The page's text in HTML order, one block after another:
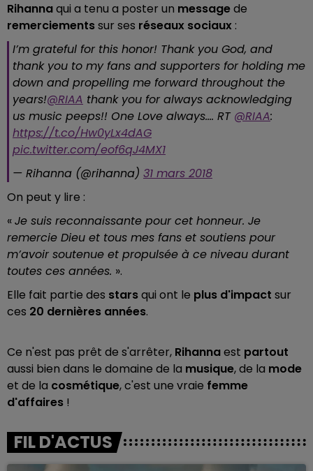
Rihannaqui a tenu a poster un messagede
remerciementssur ses réseaux sociaux :
I’m grateful for this honor! Thank you God, and
thank you to my fans and supporters for holding me
down and propelling me forward throughout the
years!@RIAA thank you for always acknowledging
us music peeps!! One Love always.... RT @RIAA:
https://t.co/Hw0yLx4dAG
pic.twitter.com/eof6qJ4MX1
— Rihanna (@rihanna) 31 mars 2018
On peut y lire :
«Je suis reconnaissante pour cet honneur. Je
remercie Dieu et tous mes fans et soutiens pour
m’avoir soutenue et propulsée à ce niveau durant
toutes ces années. ».
Elle fait partie des starsqui ont le plus d'impact sur
ces 20 dernières années.
Ce n'est pas prêt de s'arrêter, Rihannaest partout
aussi bien dans le domaine de la musique, de la mode
et de la cosmétique, c'est une vraie femme
d'affaires !
FIL D'ACTUS